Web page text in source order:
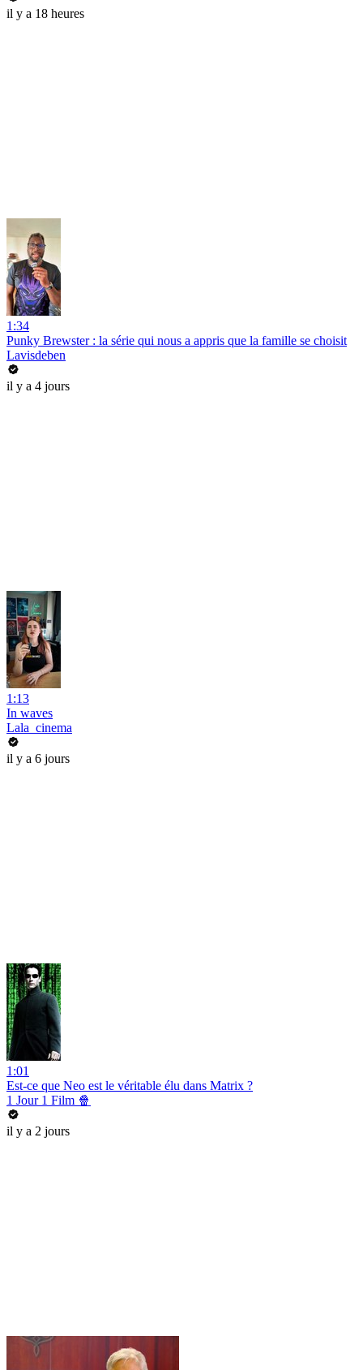
il y a 18 heures
1:34
Punky Brewster : la série qui nous a appris que la famille se choisit
Lavisdeben
il y a 4 jours
1:13
In waves
Lala_cinema
il y a 6 jours
1:01
Est-ce que Neo est le véritable élu dans Matrix ?
1 Jour 1 Film 🍿
il y a 2 jours